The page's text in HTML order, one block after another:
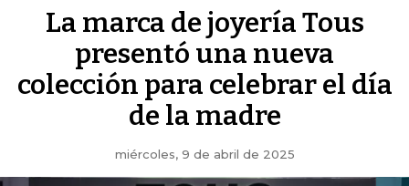
La marca de joyería Tous
presentó una nueva
colección para celebrar el día
de la madre
miércoles, 9 de abril de 2025